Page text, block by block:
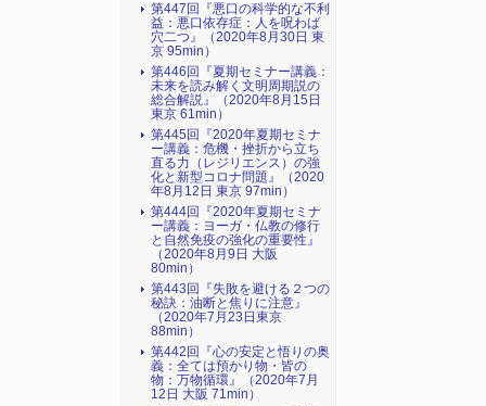
第447回『悪口の科学的な不利
益：悪口依存症：人を呪わば
穴二つ』（2020年8月30日 東
京 95min）
第446回『夏期セミナー講義：
未来を読み解く文明周期説の
総合解説』（2020年8月15日
東京 61min）
第445回『2020年夏期セミナ
ー講義：危機・挫折から立ち
直る力（レジリエンス）の強
化と新型コロナ問題』（2020
年8月12日 東京 97min）
第444回『2020年夏期セミナ
ー講義：ヨーガ・仏教の修行
と自然免疫の強化の重要性』
（2020年8月9日 大阪
80min）
第443回『失敗を避ける２つの
秘訣：油断と焦りに注意』
（2020年7月23日東京
88min）
第442回『心の安定と悟りの奥
義：全ては預かり物・皆の
物：万物循環』（2020年7月
12日 大阪 71min）